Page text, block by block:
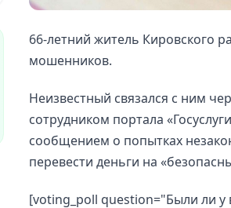
66-летний житель Кировского
мошенников.
Неизвестный связался с ним
сотрудником портала
сообщением о попытках
перевести деньги на
[voting_poll question="Были ли у